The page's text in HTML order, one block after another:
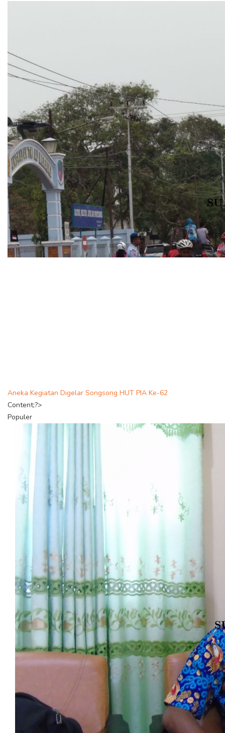
Aneka Kegiatan Digelar Songsong HUT PIA Ke-62
Content;?>
Populer